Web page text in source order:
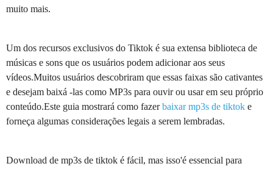
muito mais.
Um dos recursos exclusivos do Tiktok é sua extensa biblioteca de
músicas e sons que os usuários podem adicionar aos seus
vídeos.Muitos usuários descobriram que essas faixas são cativantes
e desejam baixá -las como MP3s para ouvir ou usar em seu próprio
conteúdo.Este guia mostrará como fazerbaixar mp3s de tiktok e
forneça algumas considerações legais a serem lembradas.
Download de mp3s de tiktok é fácil, mas isso'é essencial para